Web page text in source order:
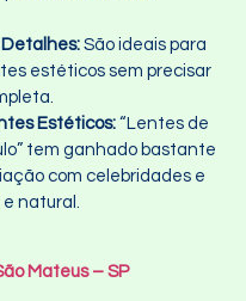
São ideais para
estéticos sem precisar
Estéticos:“Lentes de
tem ganhado bastante
com celebridades e
natural.
Mateus – SP